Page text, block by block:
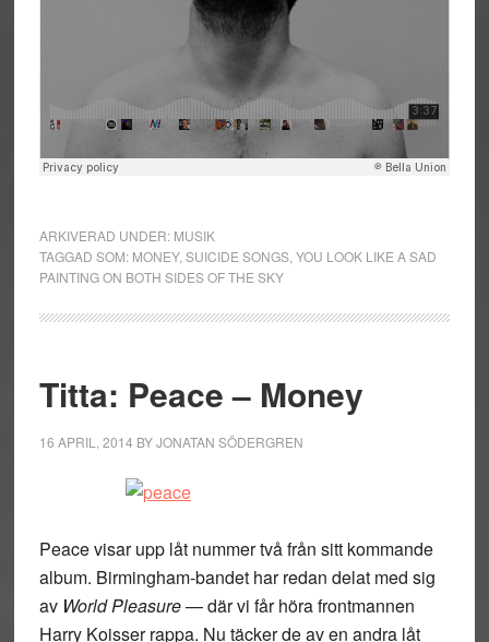
ARKIVERAD UNDER: MUSIK
TAGGAD SOM: MONEY, SUICIDE SONGS, YOU LOOK LIKE A SAD
PAINTING ON BOTH SIDES OF THE SKY
Titta: Peace – Money
16 APRIL, 2014 BYJONATAN SÖDERGREN
Peace visar upp låt nummer två från sitt kommande
album. Birmingham-bandet har redan delat med sig
av World Pleasure— där vi får höra frontmannen
Harry Koisser rappa. Nu täcker de av en andra låt